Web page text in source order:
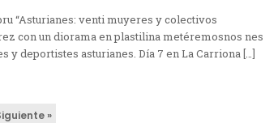
“Asturianes: venti muyeres y colectivos
con un diorama en plastilina metéremosnos nes
y deportistes asturianes. Día 7 en La Carriona […]
»